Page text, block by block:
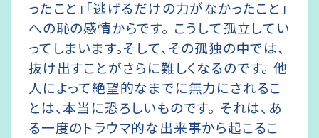
ったこと」「逃げるだけの力がなかったこと」
への恥の感情からです。 こうして孤立してい
ってしまいます。そして、その孤独の中では、
抜け出すことがさらに難しくなるのです。 他
人によって絶望的なまでに無力にされるこ
とは、本当に恐ろしいものです。 それは、あ
る一度のトラウマ的な出来事から起こるこ